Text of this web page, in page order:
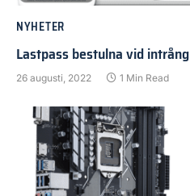
NYHETER
Lastpass bestulna vid intrång
26 augusti, 2022 1 Min Read